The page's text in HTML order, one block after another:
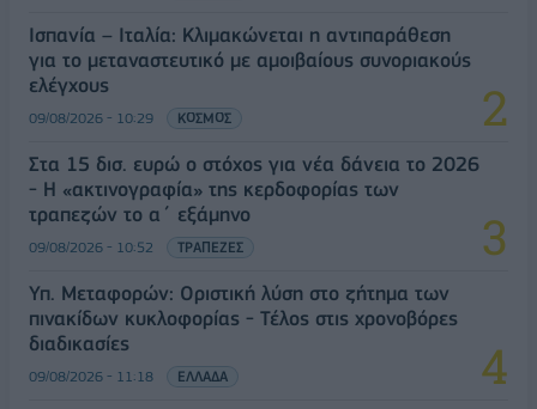
Ισπανία – Ιταλία: Κλιμακώνεται η αντιπαράθεση
για το μεταναστευτικό με αμοιβαίους συνοριακούς
ελέγχους
09/08/2026 - 10:29 ΚΟΣΜΟΣ
Στα 15 δισ. ευρώ ο στόχος για νέα δάνεια το 2026
- Η «ακτινογραφία» της κερδοφορίας των
τραπεζών το α΄ εξάμηνο
09/08/2026 - 10:52 ΤΡΑΠΕΖΕΣ
Υπ. Μεταφορών: Οριστική λύση στο ζήτημα των
πινακίδων κυκλοφορίας - Τέλος στις χρονοβόρες
διαδικασίες
09/08/2026 - 11:18 ΕΛΛΑΔΑ